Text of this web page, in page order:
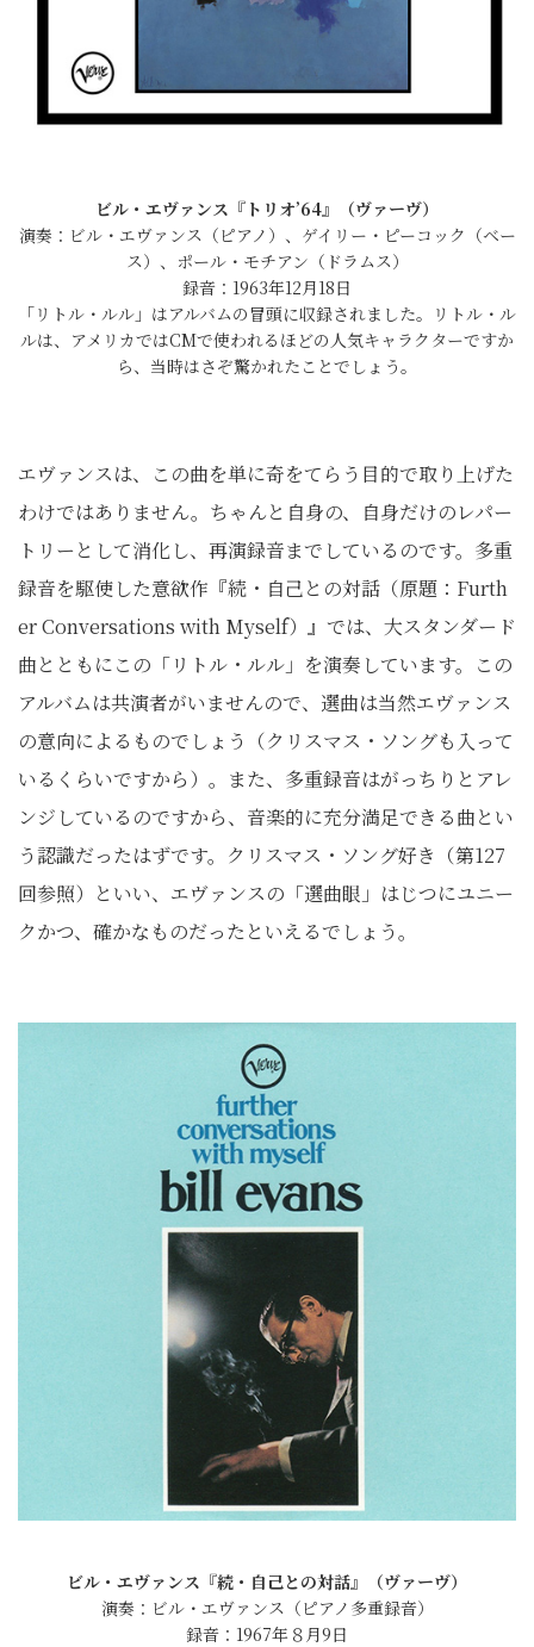
ビル・エヴァンス『トリオ’64』（ヴァーヴ）
演奏：ビル・エヴァンス（ピアノ）、ゲイリー・ピーコック（ベー
ス）、ポール・モチアン（ドラムス）
録音：1963年12月18日
「リトル・ルル」はアルバムの冒頭に収録されました。リトル・ル
ルは、アメリカではCMで使われるほどの人気キャラクターですか
ら、当時はさぞ驚かれたことでしょう。
エヴァンスは、この曲を単に奇をてらう目的で取り上げた
わけではありません。ちゃんと自身の、自身だけのレパー
トリーとして消化し、再演録音までしているのです。多重
録音を駆使した意欲作『続・自己との対話（原題：Furth
er Conversations with Myself）』では、大スタンダード
曲とともにこの「リトル・ルル」を演奏しています。この
アルバムは共演者がいませんので、選曲は当然エヴァンス
の意向によるものでしょう（クリスマス・ソングも入って
いるくらいですから）。また、多重録音はがっちりとアレ
ンジしているのですから、音楽的に充分満足できる曲とい
う認識だったはずです。クリスマス・ソング好き（第127
回参照）といい、エヴァンスの「選曲眼」はじつにユニー
クかつ、確かなものだったといえるでしょう。
ビル・エヴァンス『続・自己との対話』（ヴァーヴ）
演奏：ビル・エヴァンス（ピアノ多重録音）
録音：1967年８月9日